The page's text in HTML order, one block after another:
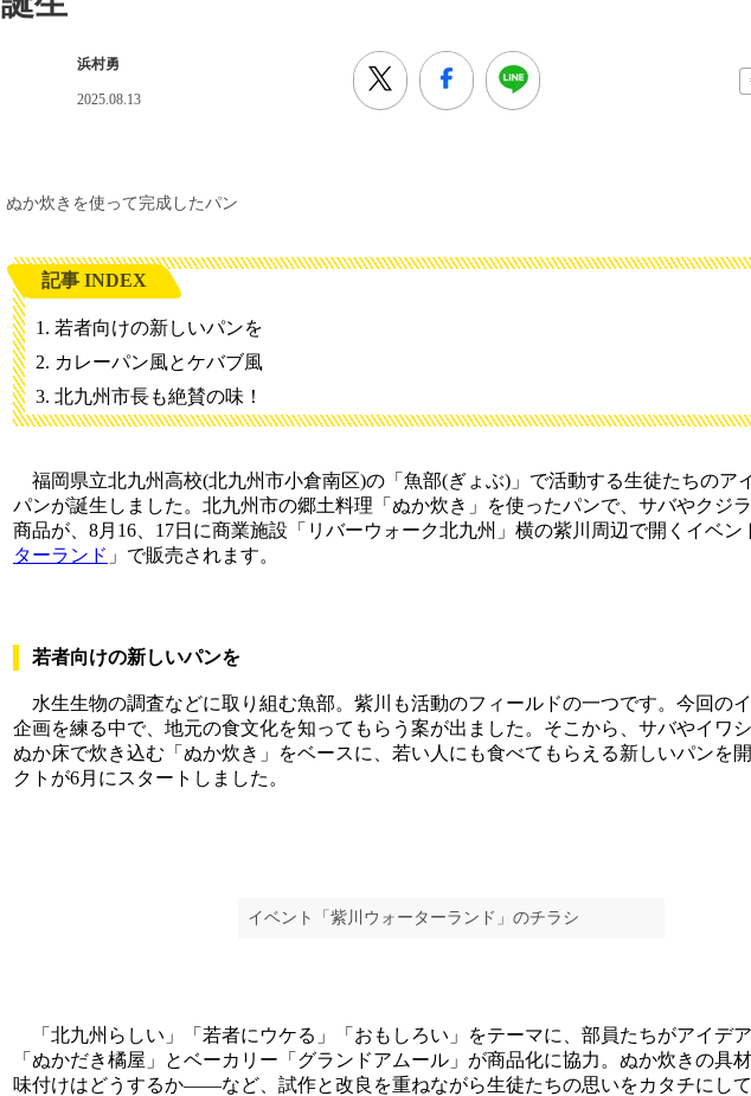
浜村勇
2025.08.13
ぬか炊きを使って完成したパン
記事 INDEX
若者向けの新しいパンを
カレーパン風とケバブ風
北九州市長も絶賛の味！
福岡県立北九州高校(北九州市小倉南区)の「魚部(ぎょぶ)」で活動する生徒たちのア
パンが誕生しました。北九州市の郷土料理「ぬか炊き」を使ったパンで、サバやクジ
商品が、8月16、17日に商業施設「リバーウォーク北九州」横の紫川周辺で開くイベン
ターランド 」で販売されます。
若者向けの新しいパンを
水生生物の調査などに取り組む魚部。紫川も活動のフィールドの一つです。今回の
企画を練る中で、地元の食文化を知ってもらう案が出ました。そこから、サバやイワ
ぬか床で炊き込む「ぬか炊き」をベースに、若い人にも食べてもらえる新しいパンを
クトが6月にスタートしました。
イベント「紫川ウォーターランド」のチラシ
「北九州らしい」「若者にウケる」「おもしろい」をテーマに、部員たちがアイデ
「ぬかだき橘屋」とベーカリー「グランドアムール」が商品化に協力。ぬか炊きの具
味付けはどうするか――など、試作と改良を重ねながら生徒たちの思いをカタチにして